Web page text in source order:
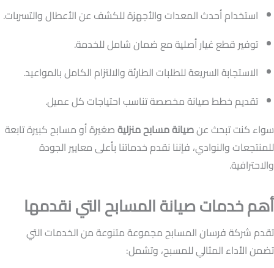
استخدام أحدث المعدات والأجهزة للكشف عن الأعطال والتسربات.
توفير قطع غيار أصلية مع ضمان شامل للخدمة.
الاستجابة السريعة للطلبات الطارئة والالتزام الكامل بالمواعيد.
تقديم خطط صيانة مخصصة تناسب احتياجات كل عميل.
سواء كنت تبحث عنصيانة مسابح منزليةصغيرة أو مسابح كبيرة تابعة
للمنتجعات والنوادي، فإننا نقدم خدماتنا بأعلى معايير الجودة
والاحترافية.
أهم خدمات صيانة المسابح التي نقدمها
تقدم شركة فرسان المسابح مجموعة متنوعة من الخدمات التي
تضمن الأداء المثالي للمسبح، وتشمل: